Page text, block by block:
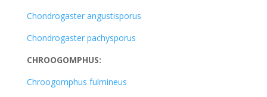
Chondrogaster angustisporus
Chondrogaster pachysporus
CHROOGOMPHUS:
Chroogomphus fulmineus